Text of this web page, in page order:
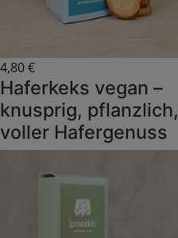
4,80€
Haferkeks vegan –
knusprig, pflanzlich,
voller Hafergenuss